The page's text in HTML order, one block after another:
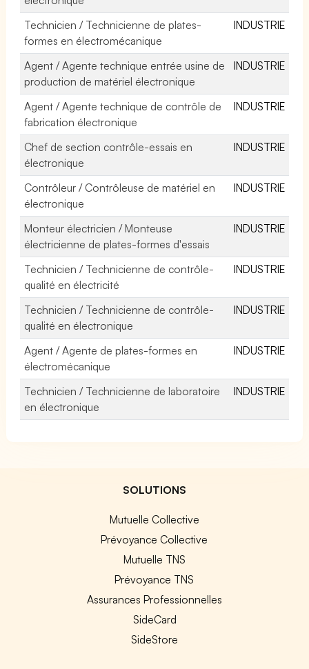
Technicien / Technicienne de plates-
formes en électromécanique
INDUSTRIE
Agent / Agente technique entrée usine de
production de matériel électronique
INDUSTRIE
Agent / Agente technique de contrôle de
fabrication électronique
INDUSTRIE
Chef de section contrôle-essais en
électronique
INDUSTRIE
Contrôleur / Contrôleuse de matériel en
électronique
INDUSTRIE
Monteur électricien / Monteuse
électricienne de plates-formes d'essais
INDUSTRIE
Technicien / Technicienne de contrôle-
qualité en électricité
INDUSTRIE
Technicien / Technicienne de contrôle-
qualité en électronique
INDUSTRIE
Agent / Agente de plates-formes en
électromécanique
INDUSTRIE
Technicien / Technicienne de laboratoire
en électronique
INDUSTRIE
SOLUTIONS
Mutuelle Collective
Prévoyance Collective
Mutuelle TNS
Prévoyance TNS
Assurances Professionnelles
SideCard
SideStore